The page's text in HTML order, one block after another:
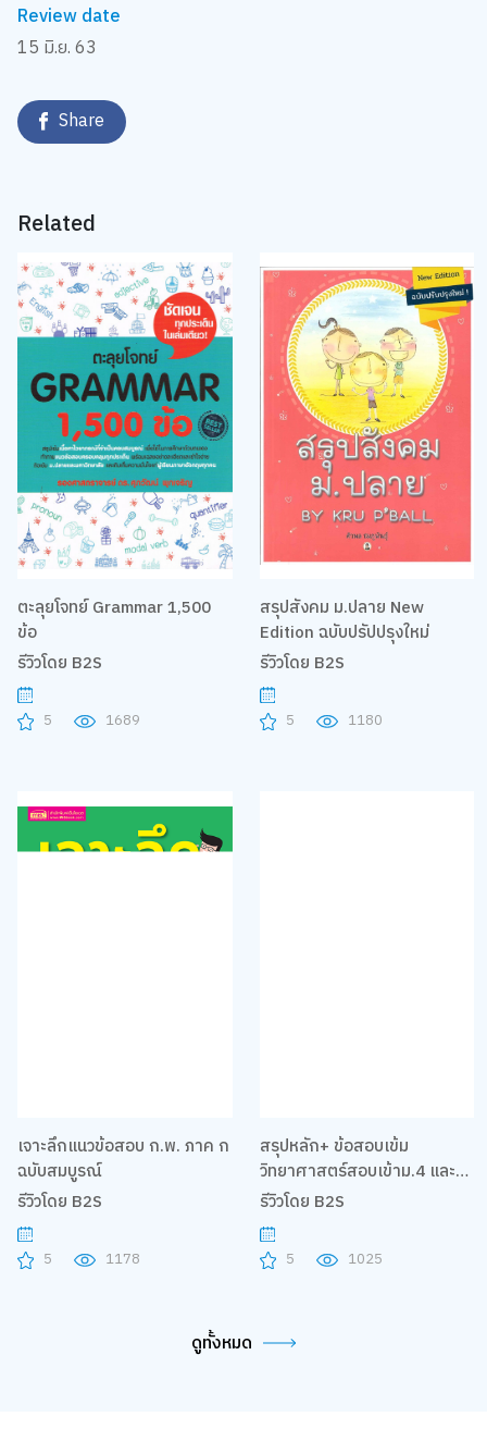
Review date
15 มิ.ย. 63
Share
Related
ตะลุยโจทย์ Grammar 1,500
ข้อ
รีวิวโดย B2S
5 1689
สรุปสังคม ม.ปลาย New
Edition ฉบับปรัปปรุงใหม่
รีวิวโดย B2S
5 1180
เจาะลึกแนวข้อสอบ ก.พ. ภาค ก​
ฉบับสมบูรณ์
รีวิวโดย B2S
5 1178
สรุปหลัก+ ข้อสอบเข้ม
วิทยาศาสตร์สอบเข้าม.4 และO-
NET ม.3 มั่นใจเต็ม 100
รีวิวโดย B2S
5 1025
ดูทั้งหมด